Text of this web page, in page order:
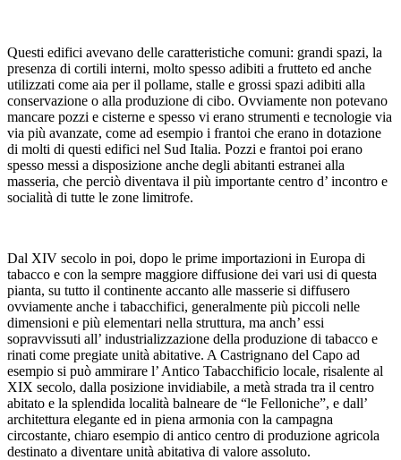
Questi edifici avevano delle caratteristiche comuni: grandi spazi, la
presenza di cortili interni, molto spesso adibiti a frutteto ed anche
utilizzati come aia per il pollame, stalle e grossi spazi adibiti alla
conservazione o alla produzione di cibo. Ovviamente non potevano
mancare pozzi e cisterne e spesso vi erano strumenti e tecnologie via
via più avanzate, come ad esempio i frantoi che erano in dotazione
di molti di questi edifici nel Sud Italia. Pozzi e frantoi poi erano
spesso messi a disposizione anche degli abitanti estranei alla
masseria, che perciò diventava il più importante centro d’ incontro e
socialità di tutte le zone limitrofe.
Dal XIV secolo in poi, dopo le prime importazioni in Europa di
tabacco e con la sempre maggiore diffusione dei vari usi di questa
pianta, su tutto il continente accanto alle masserie si diffusero
ovviamente anche i tabacchifici, generalmente più piccoli nelle
dimensioni e più elementari nella struttura, ma anch’ essi
sopravvissuti all’ industrializzazione della produzione di tabacco e
rinati come pregiate unità abitative. A Castrignano del Capo ad
esempio si può ammirare l’ Antico Tabacchificio locale, risalente al
XIX secolo, dalla posizione invidiabile, a metà strada tra il centro
abitato e la splendida località balneare de “le Felloniche”, e dall’
architettura elegante ed in piena armonia con la campagna
circostante, chiaro esempio di antico centro di produzione agricola
destinato a diventare unità abitativa di valore assoluto.